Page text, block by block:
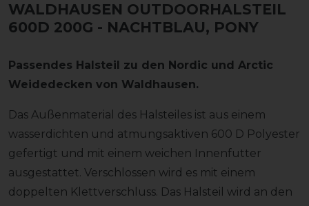
WALDHAUSEN OUTDOORHALSTEIL
600D 200G - NACHTBLAU, PONY
Passendes Halsteil zu den Nordic und Arctic
Weidedecken von Waldhausen.
Das Außenmaterial des Halsteiles ist aus einem
wasserdichten und atmungsaktiven 600 D Polyester
gefertigt und mit einem weichen Innenfutter
ausgestattet. Verschlossen wird es mit einem
doppelten Klettverschluss. Das Halsteil wird an den